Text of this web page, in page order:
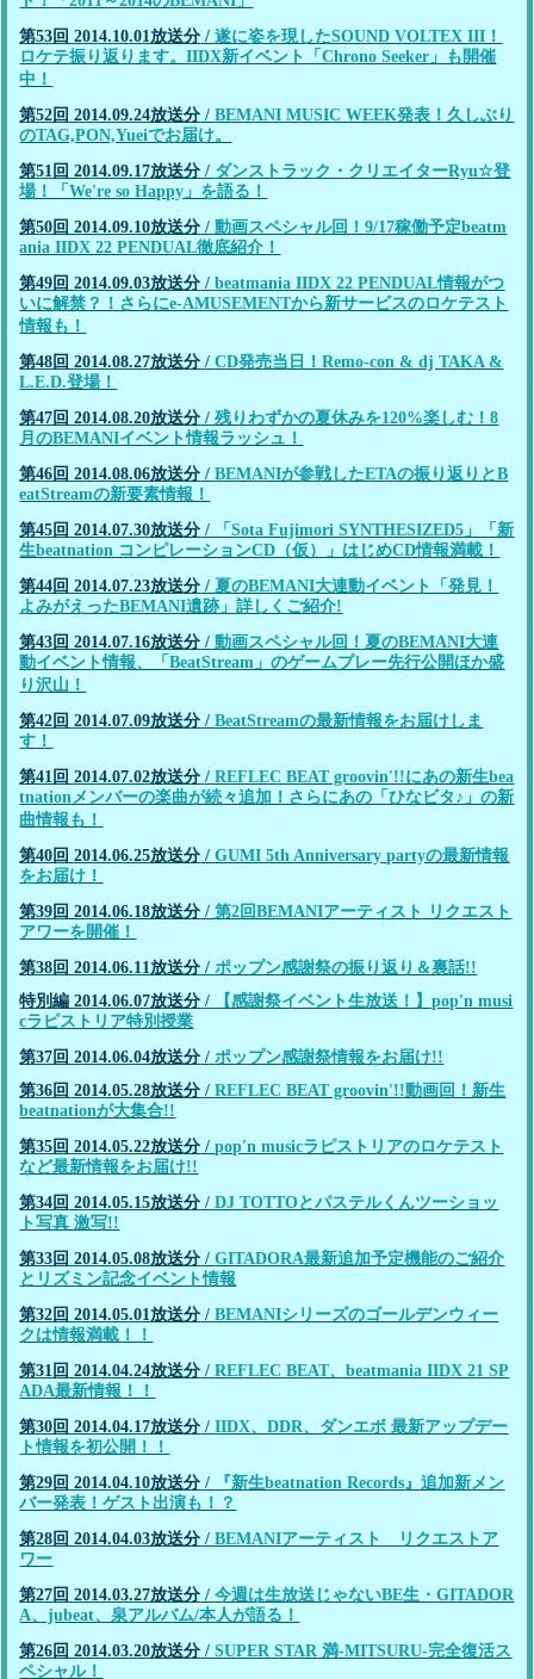
第53回 2014.10.01放送分 /遂に姿を現したSOUND VOLTEX III！
ロケテ振り返ります。IIDX新イベント「Chrono Seeker」も開催
中！
第52回 2014.09.24放送分 /BEMANI MUSIC WEEK発表！久しぶり
のTAG,PON,Yueiでお届け。
第51回 2014.09.17放送分 / ダンストラック・クリエイターRyu☆登
場！「We're so Happy」を語る！
第50回 2014.09.10放送分 /動画スペシャル回！9/17稼働予定beatm
ania IIDX 22 PENDUAL徹底紹介！
第49回 2014.09.03放送分 /beatmania IIDX 22 PENDUAL情報がつ
いに解禁？！さらにe-AMUSEMENTから新サービスのロケテスト
情報も！
第48回 2014.08.27放送分 /CD発売当日！Remo-con & dj TAKA &
L.E.D.登場！
第47回 2014.08.20放送分 /残りわずかの夏休みを120%楽しむ！8
月のBEMANIイベント情報ラッシュ！
第46回 2014.08.06放送分 /BEMANIが参戦したETAの振り返りとB
eatStreamの新要素情報！
第45回 2014.07.30放送分 / 「Sota Fujimori SYNTHESIZED5」「新
生beatnation コンピレーションCD（仮）」はじめCD情報満載！
第44回 2014.07.23放送分 /夏のBEMANI大連動イベント「発見！
よみがえったBEMANI遺跡」詳しくご紹介!
第43回 2014.07.16放送分 /動画スペシャル回！夏のBEMANI大連
動イベント情報、「BeatStream」のゲームプレー先行公開ほか盛
り沢山！
第42回 2014.07.09放送分 /BeatStreamの最新情報をお届けしま
す！
第41回 2014.07.02放送分 /REFLEC BEAT groovin'!!にあの新生bea
tnationメンバーの楽曲が続々追加！さらにあの「ひなビタ♪」の新
曲情報も！
第40回 2014.06.25放送分 /GUMI 5th Anniversary partyの最新情報
をお届け！
第39回 2014.06.18放送分 /第2回BEMANIアーティスト リクエスト
アワーを開催！
第38回 2014.06.11放送分 / ポップン感謝祭の振り返り＆裏話!!
特別編 2014.06.07放送分 / 【感謝祭イベント生放送！】pop'n musi
cラピストリア特別授業
第37回 2014.06.04放送分 / ポップン感謝祭情報をお届け!!
第36回 2014.05.28放送分 /REFLEC BEAT groovin'!!動画回！新生
beatnationが大集合!!
第35回 2014.05.22放送分 /pop'n musicラピストリアのロケテスト
など最新情報をお届け!!
第34回 2014.05.15放送分 /DJ TOTTOとパステルくんツーショッ
ト写真 激写!!
第33回 2014.05.08放送分 /GITADORA最新追加予定機能のご紹介
とリズミン記念イベント情報
第32回 2014.05.01放送分 /BEMANIシリーズのゴールデンウィー
クは情報満載！！
第31回 2014.04.24放送分 /REFLEC BEAT、beatmania IIDX 21 SP
ADA最新情報！！
第30回 2014.04.17放送分 /IIDX、DDR、ダンエボ 最新アップデー
ト情報を初公開！！
第29回 2014.04.10放送分 / 『新生beatnation Records』追加新メン
バー発表！ゲスト出演も！？
第28回 2014.04.03放送分 /BEMANIアーティスト リクエストア
ワー
第27回 2014.03.27放送分 /今週は生放送じゃないBE生・GITADOR
A、jubeat、泉アルバム/本人が語る！
第26回 2014.03.20放送分 /SUPER STAR 満-MITSURU-完全復活ス
ペシャル！